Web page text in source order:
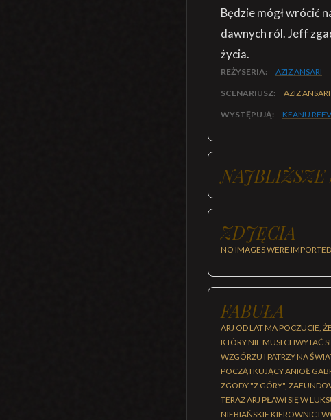
Będzie mógł wrócić
dawnych ról. Jeff
życia.
REŻYSERIA: AZIZ ANSARI
SCENARIUSZ: AZIZ ANSARI
WYSTĘPUJĄ: KEANU
NAJBLIŻSZE
ZDJĘCIA
NO IMAGES WERE
FABUŁA
ARJ OD LAT MA POCZUCIE,
KTÓRY NIE MUSI CHWYTAĆ
WZGÓRZU I PATRZY NA
POCZĄTKUJĄCY ANIOŁ
ZGODY "Z GÓRY",
TERAZ ARJ PŁAWI SIĘ W
NIEBIAŃSKIE